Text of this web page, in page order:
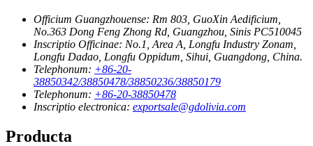
Officium Guangzhouense: Rm 803, GuoXin Aedificium,
No.363 Dong Feng Zhong Rd, Guangzhou, Sinis PC510045
Inscriptio Officinae: No.1, Area A, Longfu Industry Zonam,
Longfu Dadao, Longfu Oppidum, Sihui, Guangdong, China.
Telephonum: +86-20-
38850342/38850478/38850236/38850179
Telephonum: +86-20-38850478
Inscriptio electronica: exportsale@gdolivia.com
Producta